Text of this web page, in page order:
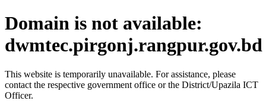
Domain is not available:
dwmtec.pirgonj.rangpur.gov.bd
This website is temporarily unavailable. For assistance, please
contact the respective government office or the District/Upazila ICT
Officer.